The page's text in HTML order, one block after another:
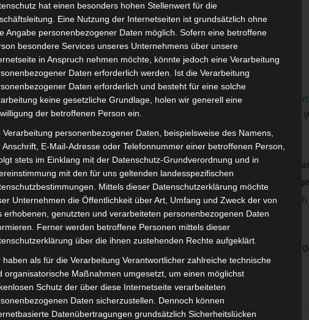
der Partnerschaft
Seit der Gründung der Partnerschaft 2014 mit dem
garantiert die OctoGate Firewall in Verbindung mit der paedML®
des mediengestützten Unterrichts.
Mit dem TeleTrusT-Vertrauenszeichen „IT Security made in
abgestimmten Lösungen, besonders mit dem Blick auf die
dass der Partnerschaftsvertrag inzwischen nun schon zum
unsere stetige erfolgreiche Zusammenarbeit unterstreicht.
Wir sind stolz, weiterhin Teil der paedML® Windows zu sein und
Sicherheitslösungen überzeugen zu können.
hat einen besonders hohen Stellenwert für die
Eine Nutzung der Internetseiten ist grundsätzlich ohne
Angabe personenbezogener Daten möglich. Sofern eine betroffene
besondere Services unseres Unternehmens über unsere
in Anspruch nehmen möchte, könnte jedoch eine Verarbeitung
Daten erforderlich werden. Ist die Verarbeitung
Daten erforderlich und besteht für eine solche
keine gesetzliche Grundlage, holen wir generell eine
der betroffenen Person ein.
Verarbeitung personenbezogener Daten, beispielsweise des Namens,
Anschrift, E-Mail-Adresse oder Telefonnummer einer betroffenen Person,
stets im Einklang mit der Datenschutz-Grundverordnung und in
mit den für uns geltenden landesspezifischen
Mittels dieser Datenschutzerklärung möchte
Unternehmen die Öffentlichkeit über Art, Umfang und Zweck der von
erhobenen, genutzten und verarbeiteten personenbezogenen Daten
Ferner werden betroffene Personen mittels dieser
über die ihnen zustehenden Rechte aufgeklärt.
haben als für die Verarbeitung Verantwortlicher zahlreiche technische
organisatorische Maßnahmen umgesetzt, um einen möglichst
Schutz der über diese Internetseite verarbeiteten
Daten sicherzustellen. Dennoch können
Datenübertragungen grundsätzlich Sicherheitslücken